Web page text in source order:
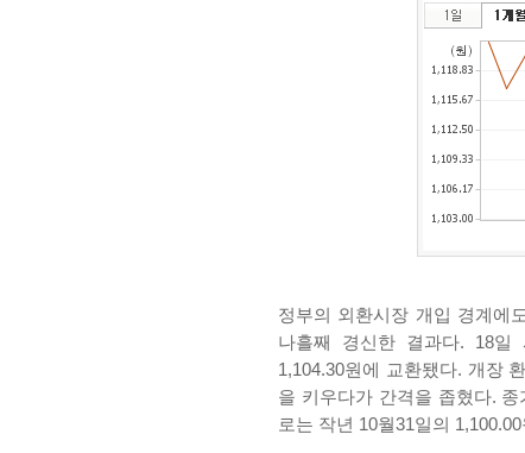
정부의 외환시장 개입 경계에도
나흘째 경신한 결과다. 18일
1,104.30원에 교환됐다. 개장
을 키우다가 간격을 좁혔다.
로는 작년 10월31일의